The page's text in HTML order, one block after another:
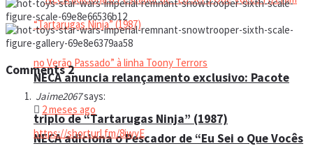
NECA adiciona o Pescador de “Eu Sei o Que Vocês
NECA anuncia relançamento exclusivo: Pacote
triplo de “Tartarugas Ninja” (1987)
Comments2
Jaime2067says:
2 meses ago
https://shorturl.fm/8iwyE